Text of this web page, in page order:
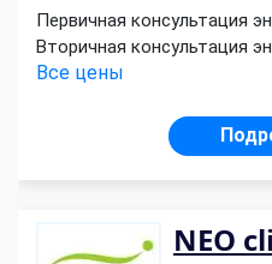
Первичная консультация
Вторичная консультация
Все цены
NEO